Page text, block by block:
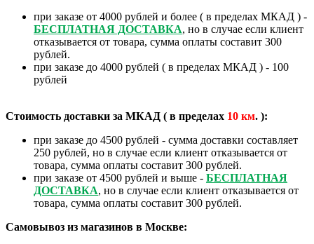
при заказе от 4000 рублей и более ( в пределах МКАД ) -
БЕСПЛАТНАЯ ДОСТАВКА, но в случае если клиент
отказывается от товара, сумма оплаты составит 300
рублей.
при заказе до 4000 рублей ( в пределах МКАД ) - 100
рублей
Стоимость доставки за МКАД ( в пределах 10 км. ):
при заказе до 4500 рублей - сумма доставки составляет
250 рублей, но в случае если клиент отказывается от
товара, сумма оплаты составит 300 рублей.
при заказе от 4500 рублей и выше - БЕСПЛАТНАЯ
ДОСТАВКА, но в случае если клиент отказывается от
товара, сумма оплаты составит 300 рублей.
Самовывоз из магазинов в Москве: